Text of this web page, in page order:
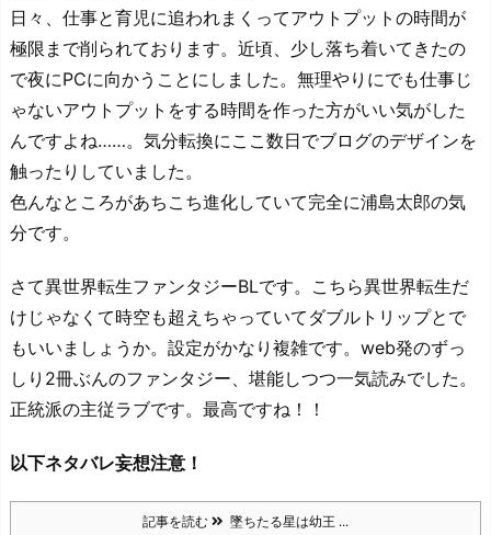
日々、仕事と育児に追われまくってアウトプットの時間が
極限まで削られております。近頃、少し落ち着いてきたの
で夜にPCに向かうことにしました。無理やりにでも仕事じ
ゃないアウトプットをする時間を作った方がいい気がした
んですよね……。気分転換にここ数日でブログのデザインを
触ったりしていました。
色んなところがあちこち進化していて完全に浦島太郎の気
分です。
さて異世界転生ファンタジーBLです。こちら異世界転生だ
けじゃなくて時空も超えちゃっていてダブルトリップとで
もいいましょうか。設定がかなり複雑です。web発のずっ
しり2冊ぶんのファンタジー、堪能しつつ一気読みでした。
正統派の主従ラブです。最高ですね！！
以下ネタバレ妄想注意！
記事を読む 墜ちたる星は幼王 ...